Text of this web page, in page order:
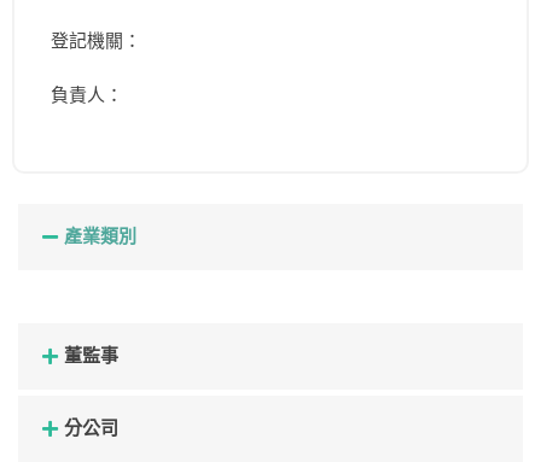
登記機關：
負責人：
產業類別
董監事
分公司